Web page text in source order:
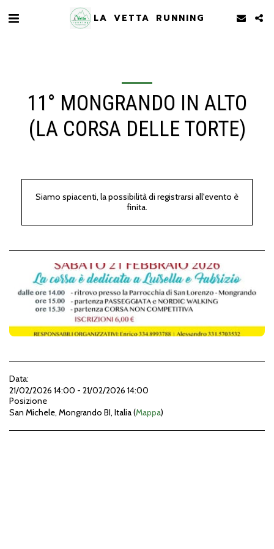
LA VETTA RUNNING
11° MONGRANDO IN ALTO
(LA CORSA DELLE TORTE)
Siamo spiacenti, la possibilità di registrarsi all'evento è
finita.
Data:
21/02/2026 14:00 - 21/02/2026 14:00
Posizione
San Michele, Mongrando BI, Italia (Mappa)